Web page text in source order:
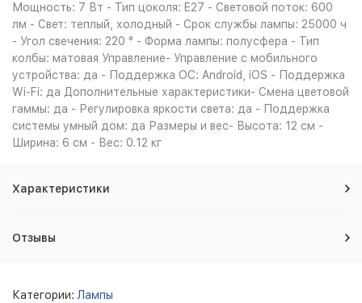
Мощность: 7 Вт - Тип цоколя: E27 - Световой поток: 600
лм - Свет: теплый, холодный - Срок службы лампы: 25000 ч
- Угол свечения: 220 ° - Форма лампы: полусфера - Тип
колбы: матовая Управление- Управление c мобильного
устройства: да - Поддержка ОС: Android, iOS - Поддержка
Wi-Fi: да Дополнительные характеристики- Смена цветовой
гаммы: да - Регулировка яркости света: да - Поддержка
системы умный дом: да Размеры и вес- Высота: 12 см -
Ширина: 6 см - Вес: 0.12 кг
Характеристики
Отзывы
Категории: Лампы